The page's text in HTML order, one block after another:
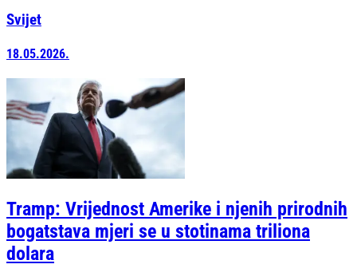
Svijet
18.05.2026.
Tramp: Vrijednost Amerike i njenih prirodnih
bogatstava mjeri se u stotinama triliona
dolara